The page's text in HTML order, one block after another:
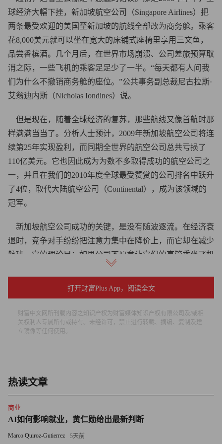
球经济大幅下挫，新加坡航空公司（Singapore Airlines）把
两条最受欢迎的美国至新加坡的航线全部改为商务舱。乘客
花8,000美元就可以坐在宽大的床铺式座椅里享用三文鱼，
品尝香槟酒。几个月后，在世界市场崩溃、公司差旅预算取
消之际，一些飞机的乘客足足少了一半。“每天都有人问我
们为什么不撤销商务舱的座位。”公共事务副总裁尼古拉斯·
艾翁迪内斯（Nicholas Iondines）说。
但是现在，随着全球经济的复苏，那些航线又像首航时那
样满满当当了。分析人士预计，2009年新加坡航空公司将连
续第25年实现盈利，而同期全世界的航空公司总共亏损了
110亿美元。它也因此成为为数不多取得成功的航空公司之
一，并且在我们的2010年度全球最受赞赏的公司排名中跃升
了4位，取代大陆航空公司（Continental），成为该领域的
冠军。
新加坡航空公司成功的关键，是没有随波逐流。在经济衰
退时，竞争对手纷纷把注意力集中在降价上，而它却在减少
航班。它的理论是：如果公司不愿意让它们的高管乘坐飞机
旅行，那么即使降价也无法做到满员。“航空公司最终只会
的涨价阻力——对于40%的营业额来自头等舱和公务舱的航
空公司来说，这是个巨大的难题。相反，新加坡航空公司通
“我们意识到，公司差旅预算的削减是周期性的，而不是
永久性的。”公司63岁的CEO周俊成（Chew Choon Seng）
说。他知道，一旦经济复苏，乘客还是会花8,000美元乘坐
公务舱。这种自信源于稳定的管理，以及几十年来对航空公
司享誉盛名的服务水平的不断完善。此外，还得益于一些奇
打开财富Plus App，阅读全文
财富中文网所刊载内容之知识产权为财富媒体知识产权有限公司及/或相
关权利人专属所有或持有。未经许可，禁止进行转载、摘编、复制及建
立镜像等任何使用。
热读文章
商业
AI如何影响就业，黄仁勋给出最新判断
Marco Quiroz-Gutierrez 5天前